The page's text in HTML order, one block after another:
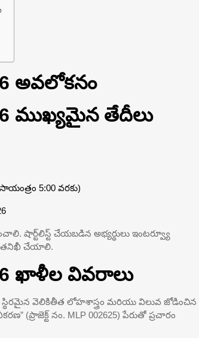
అవలోకనం
ముఖ్యమైన తేదీలు
5:00 వరకు)
షార్ట్‌లిస్ట్ చేయబడిన అభ్యర్థులు ఇంటర్వ్యూ
తనిఖీ చేయాలి.
ఖాళీల వివరాలు
స్థిరమైన వెలికితీత లోహశాస్త్రం మరియు విలువ జోడించిన
(ప్రాజెక్ట్ నం. MLP 002625) పేరుతో ప్రచారం